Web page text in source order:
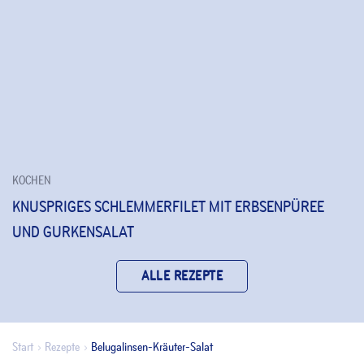
KOCHEN
KNUSPRIGES SCHLEMMERFILET MIT ERBSENPÜREE
UND GURKENSALAT
ALLE REZEPTE
Start Rezepte Belugalinsen-Kräuter-Salat